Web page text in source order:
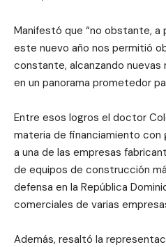
Manifestó que “no obstante,
este nuevo año nos permitió
constante, alcanzando
en un panorama prometedor
Entre esos logros el doctor
materia de financiamiento con
a una de las empresas
de equipos de construcción
defensa en la República
comerciales de varias
Además, resaltó la